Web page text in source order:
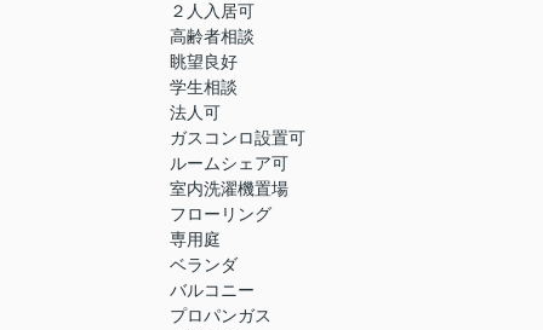
２人入居可
高齢者相談
眺望良好
学生相談
法人可
ガスコンロ設置可
ルームシェア可
室内洗濯機置場
フローリング
専用庭
ベランダ
バルコニー
プロパンガス